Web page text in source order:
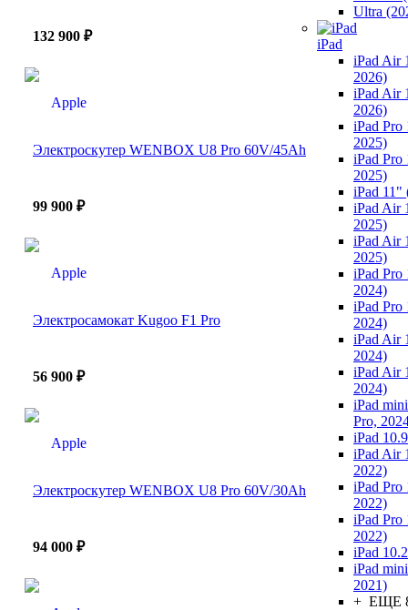
Ultra
iPad
iPad Air
2026)
iPad Air
2026)
iPad Pro
2025)
iPad
2025)
iPad 11"
iPad Air
2025)
iPad Air
2025)
iPad Pro
2024)
iPad
2024)
iPad Air
2024)
iPad Air
2024)
iPad
Pro,
iPad
iPad Air
2022)
iPad Pro
2022)
iPad
2022)
iPad
iPad
2021)
+ ЕЩЕ
132 900 ₽
Электроскутер WENBOX U8 Pro 60V/45Ah
99 900 ₽
Электросамокат Kugoo F1 Pro
56 900 ₽
Электроскутер WENBOX U8 Pro 60V/30Ah
94 000 ₽